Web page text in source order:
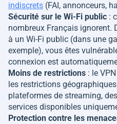
indiscrets (FAI, annonceurs,
Sécurité sur le Wi-Fi public :
nombreux Français ignorent.
à un Wi-Fi public (dans une
exemple), vous êtes
connexion est
Moins de restrictions : le
les restrictions
plateformes de streaming,
services disponibles
Protection contre les